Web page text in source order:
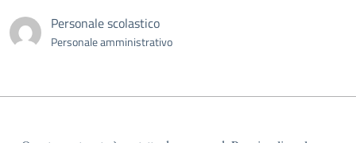
Personale scolastico
Personale amministrativo